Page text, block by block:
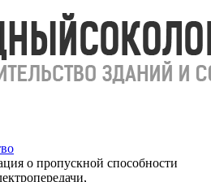
о пропускной способности